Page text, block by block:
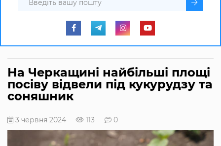
На Черкащині найбільші площі
посіву відвели під кукурудзу та
соняшник
3 червня 2024 113 0